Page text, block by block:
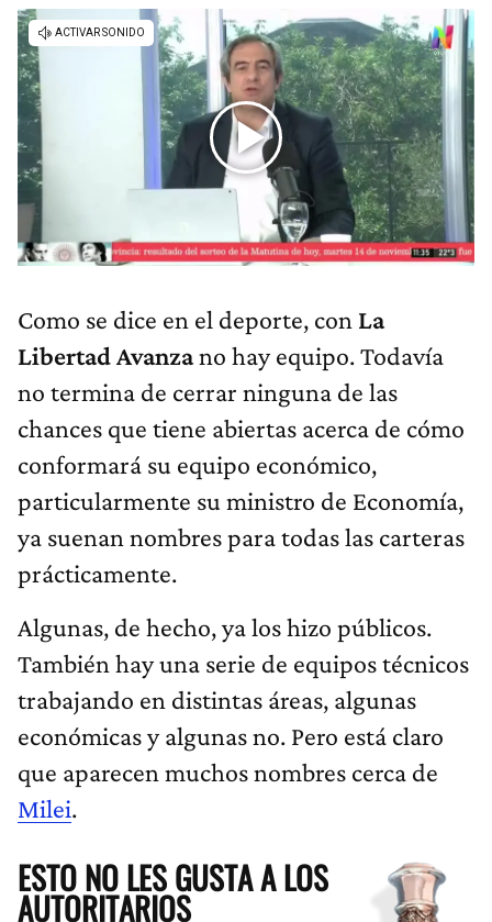
Como se dice en el deporte, con La
Libertad Avanzano hay equipo. Todavía
no termina de cerrar ninguna de las
chances que tiene abiertas acerca de cómo
conformará su equipo económico,
particularmente su ministro de Economía,
ya suenan nombres para todas las carteras
prácticamente.
Algunas, de hecho, ya los hizo públicos.
También hay una serie de equipos técnicos
trabajando en distintas áreas, algunas
económicas y algunas no. Pero está claro
que aparecen muchos nombres cerca de
Milei.
ESTO NO LES GUSTA A LOS
AUTORITARIOS